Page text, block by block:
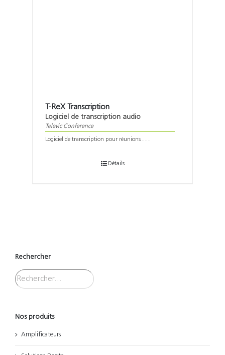
T-ReX Transcription
Logiciel de transcription audio
Televic Conference
Logiciel de transcription pour réunions . . .
Détails
Rechercher
Nos produits
Amplificateurs